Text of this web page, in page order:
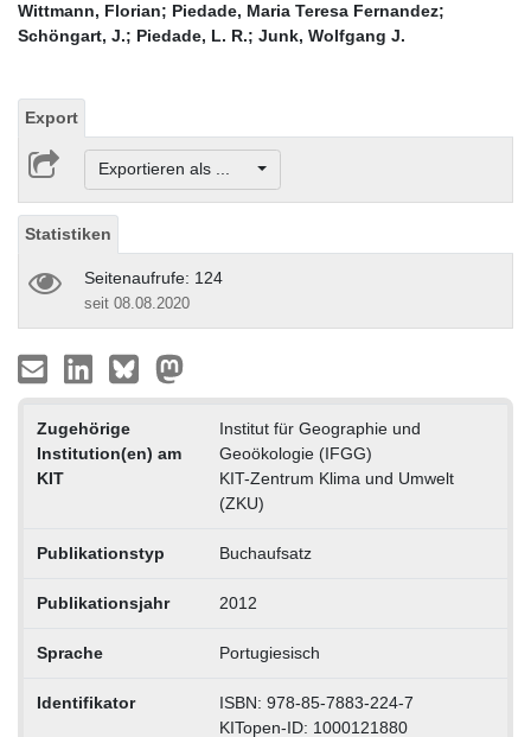
Wittmann, Florian; Piedade, Maria Teresa Fernandez;
Schöngart, J.; Piedade, L. R.; Junk, Wolfgang J.
Export
Exportieren als ...
Statistiken
Seitenaufrufe: 124
seit 08.08.2020
Zugehörige
Institution(en) am
KIT
Institut für Geographie und
Geoökologie (IFGG)
KIT-Zentrum Klima und Umwelt
(ZKU)
Publikationstyp Buchaufsatz
Publikationsjahr 2012
Sprache Portugiesisch
Identifikator
ISBN: 978-85-7883-224-7
KITopen-ID: 1000121880